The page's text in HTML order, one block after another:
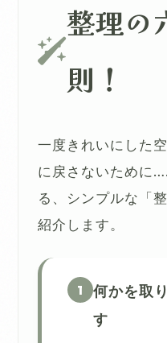
整理の
則！
一度きれいにした
に戻さないために
る、シンプルな「
紹介します。
1
何かを取
す